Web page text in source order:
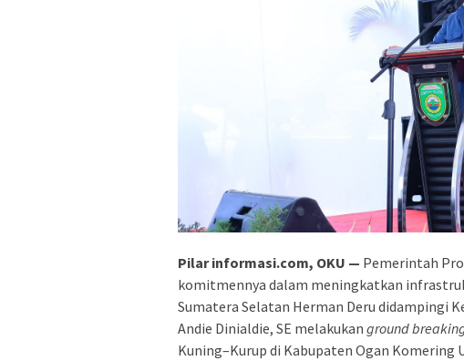
Pilar informasi.com, OKU — Pemerintah
komitmennya dalam meningkatkan
Sumatera Selatan Herman Deru didampingi
Andie Dinialdie, SE melakukan ground
Kuning–Kurup di Kabupaten Ogan Komering